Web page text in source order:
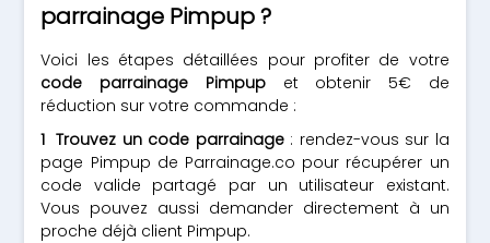
parrainage Pimpup ?
Voici les étapes détaillées pour profiter de votre
code parrainage Pimpupet obtenir 5€ de
réduction sur votre commande :
Trouvez un code parrainage: rendez-vous sur la
page Pimpup de Parrainage.co pour récupérer un
code valide partagé par un utilisateur existant.
Vous pouvez aussi demander directement à un
proche déjà client Pimpup.